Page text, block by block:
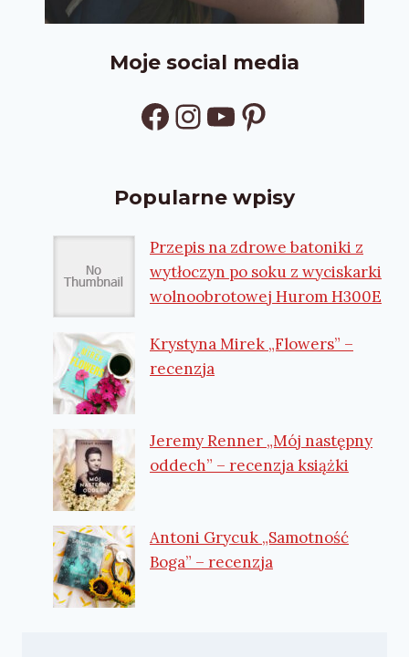
Moje social media
Facebook
Instagram
YouTube
Pinterest
Popularne wpisy
Przepis na zdrowe batoniki z
wytłoczyn po soku z wyciskarki
wolnoobrotowej Hurom H300E
Krystyna Mirek „Flowers” –
recenzja
Jeremy Renner „Mój następny
oddech” – recenzja książki
Antoni Grycuk „Samotność
Boga” – recenzja